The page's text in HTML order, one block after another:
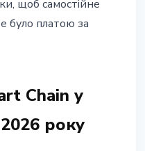
щоб самостійне
було платою за
Chain у
року